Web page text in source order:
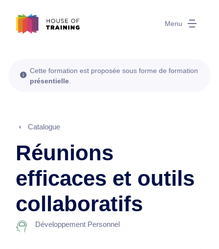
Menu
Cette formation est proposée sous forme de formation
présentielle
Catalogue
Réunions
efficaces et outils
collaboratifs
Développement Personnel